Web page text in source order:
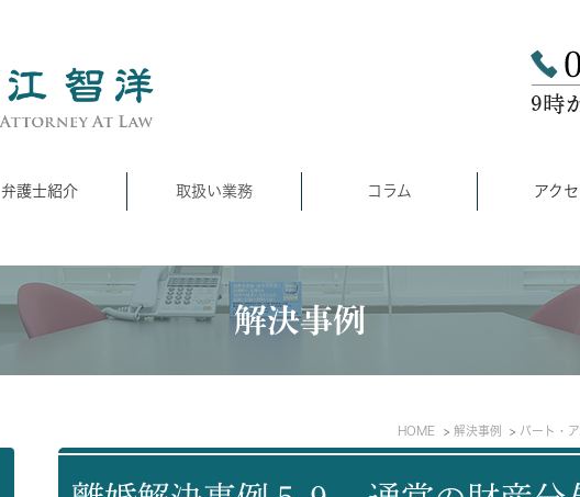
弁護士紹介 取扱い業務 コラム アク
解決事例
HOME 解決事例 パート・